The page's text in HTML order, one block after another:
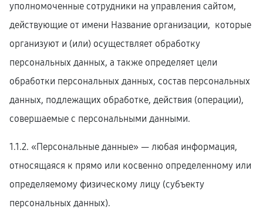
уполномоченные сотрудники на управления сайтом,
действующие от имени Название организации, которые
организуют и (или) осуществляет обработку
персональных данных, а также определяет цели
обработки персональных данных, состав персональных
данных, подлежащих обработке, действия (операции),
совершаемые с персональными данными.
1.1.2. «Персональные данные» — любая информация,
относящаяся к прямо или косвенно определенному или
определяемому физическому лицу (субъекту
персональных данных).